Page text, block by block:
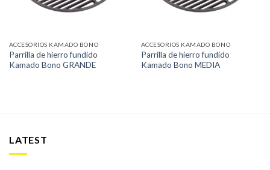
ACCESORIOS KAMADO BONO
Parrilla de hierro fundido
Kamado Bono GRANDE
ACCESORIOS KAMADO BONO
Parrilla de hierro fundido
Kamado Bono MEDIA
LATEST